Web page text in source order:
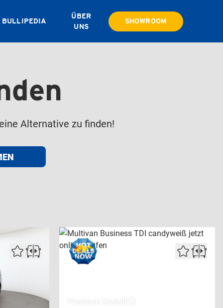
BULLIPEDIA
ÜBER
UNS
SHOWROOM
Alternative zu finden!